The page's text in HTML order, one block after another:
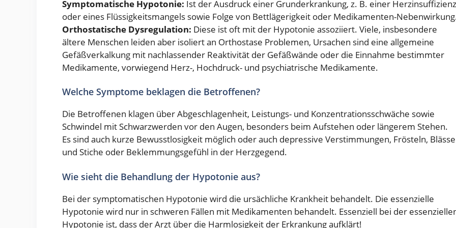
Symptomatische Hypotonie: Ist der Ausdruck einer Grunderkrankung, z. B. einer Herzinsuffizienz
oder eines Flüssigkeitsmangels sowie Folge von Bettlägerigkeit oder Medikamenten-
Orthostatische Dysregulation: Diese ist oft mit der Hypotonie assoziiert. Viele, insbesondere
ältere Menschen leiden aber isoliert an Orthostase Problemen, Ursachen sind eine allgemeine
Gefäßverkalkung mit nachlassender Reaktivität der Gefäßwände oder die Einnahme bestimmter
Medikamente, vorwiegend Herz-, Hochdruck- und psychiatrische Medikamente.
Welche Symptome beklagen die Betroffenen?
Die Betroffenen klagen über Abgeschlagenheit, Leistungs- und Konzentrationsschwäche sowie
Schwindel mit Schwarzwerden vor den Augen, besonders beim Aufstehen oder längerem Stehen.
Es sind auch kurze Bewusstlosigkeit möglich oder auch depressive Verstimmungen, Frösteln, Blässe
und Stiche oder Beklemmungsgefühl in der Herzgegend.
Wie sieht die Behandlung der Hypotonie aus?
Bei der symptomatischen Hypotonie wird die ursächliche Krankheit behandelt. Die essenzielle
Hypotonie wird nur in schweren Fällen mit Medikamenten behandelt. Essenziell bei der
Hypotonie ist, dass der Arzt über die Harmlosigkeit der Erkrankung aufklärt!